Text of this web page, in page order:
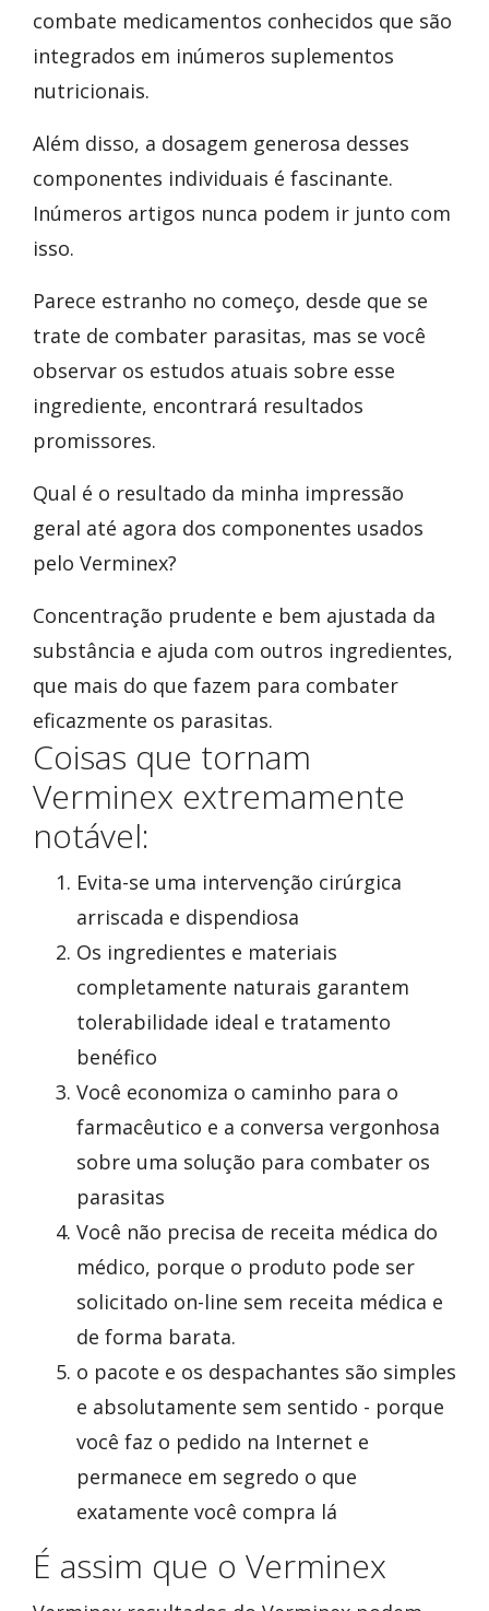
combate medicamentos conhecidos que são
integrados em inúmeros suplementos
nutricionais.
Além disso, a dosagem generosa desses
componentes individuais é fascinante.
Inúmeros artigos nunca podem ir junto com
isso.
Parece estranho no começo, desde que se
trate de combater parasitas, mas se você
observar os estudos atuais sobre esse
ingrediente, encontrará resultados
promissores.
Qual é o resultado da minha impressão
geral até agora dos componentes usados
pelo Verminex?
Concentração prudente e bem ajustada da
substância e ajuda com outros ingredientes,
que mais do que fazem para combater
eficazmente os parasitas.
Coisas que tornam
Verminex extremamente
notável:
Evita-se uma intervenção cirúrgica
arriscada e dispendiosa
Os ingredientes e materiais
completamente naturais garantem
tolerabilidade ideal e tratamento
benéfico
Você economiza o caminho para o
farmacêutico e a conversa vergonhosa
sobre uma solução para combater os
parasitas
Você não precisa de receita médica do
médico, porque o produto pode ser
solicitado on-line sem receita médica e
de forma barata.
o pacote e os despachantes são simples
e absolutamente sem sentido - porque
você faz o pedido na Internet e
permanece em segredo o que
exatamente você compra lá
É assim que o Verminex